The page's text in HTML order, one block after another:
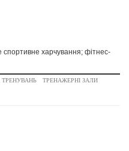
спортивне харчування; фітнес-
ТРЕНАЖЕРНІ ЗАЛИ